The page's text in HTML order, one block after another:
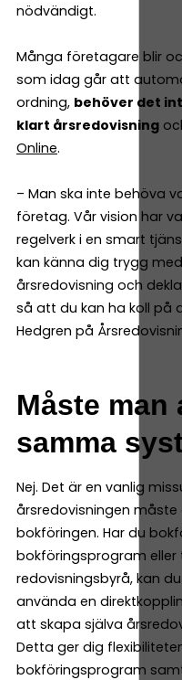
nödvändigt.
Många företagare blir
som idag går att
ordning, behöver det
klart årsredovisning
Online.
– Man ska inte behöva
företag. Vår vision har
regelverk i en smart
kan känna dig trygg
årsredovisning och
så att du kan ha koll på
Hedgren på
Måste man
samma
Nej. Det är en vanlig
årsredovisningen
bokföringen. Har du
bokföringsprogram
redovisningsbyrå, kan
använda en
att skapa själva
Detta ger dig
bokföringsprogram